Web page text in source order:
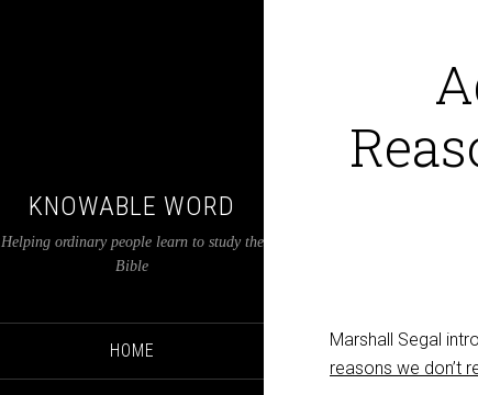
KNOWABLE WORD
Helping ordinary people learn to study the
Bible
HOME
Marshall Segal
reasons we don’t